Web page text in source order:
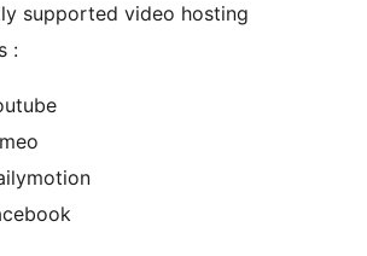
supported video hosting
: